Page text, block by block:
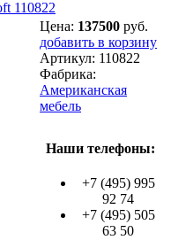
Цена: 137500 руб.
добавить в корзину
Артикул: 110822
Фабрика:
Американская
мебель
Наши телефоны:
+7 (495) 995
92 74
+7 (495) 505
63 50